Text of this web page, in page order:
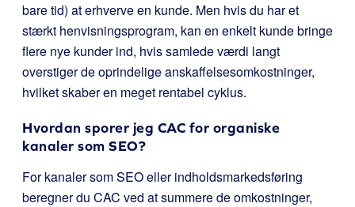
bare tid) at erhverve en kunde. Men hvis du har et
stærkt henvisningsprogram, kan en enkelt kunde bringe
flere nye kunder ind, hvis samlede værdi langt
overstiger de oprindelige anskaffelsesomkostninger,
hvilket skaber en meget rentabel cyklus.
Hvordan sporer jeg CAC for organiske
kanaler som SEO?
For kanaler som SEO eller indholdsmarkedsføring
beregner du CAC ved at summere de omkostninger,